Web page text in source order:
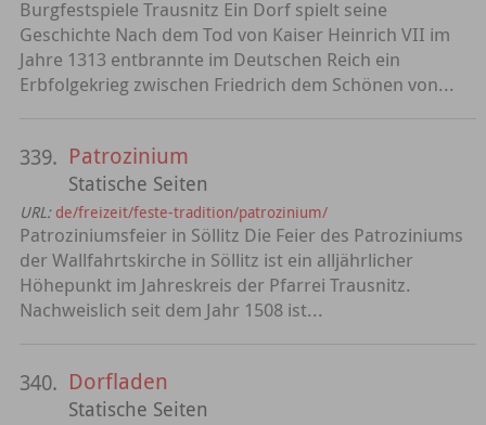
Burgfestspiele Trausnitz Ein Dorf spielt seine
Geschichte Nach dem Tod von Kaiser Heinrich VII im
Jahre 1313 entbrannte im Deutschen Reich ein
Erbfolgekrieg zwischen Friedrich dem Schönen von...
339. Patrozinium
Statische Seiten
URL: de/freizeit/feste-tradition/patrozinium/
Patroziniumsfeier in Söllitz Die Feier des Patroziniums
der Wallfahrtskirche in Söllitz ist ein alljährlicher
Höhepunkt im Jahreskreis der Pfarrei Trausnitz.
Nachweislich seit dem Jahr 1508 ist...
340. Dorfladen
Statische Seiten